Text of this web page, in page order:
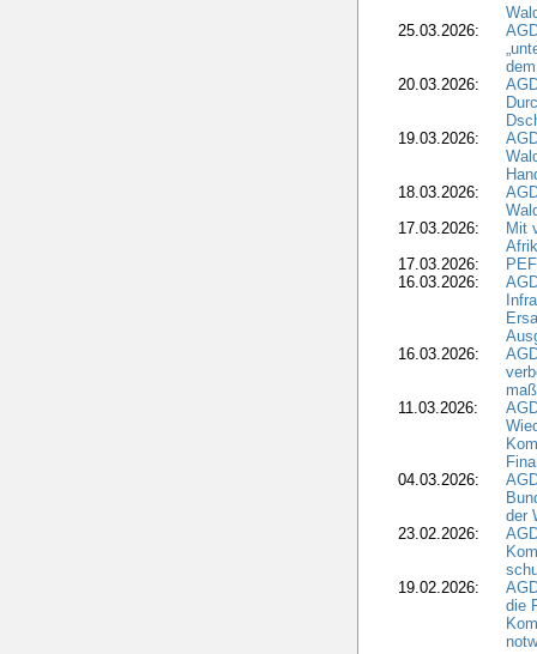
25.03.2026:
20.03.2026:
19.03.2026:
18.03.2026:
17.03.2026:
Mit
17.03.2026:
16.03.2026:
16.03.2026:
11.03.2026:
04.03.2026:
der
23.02.2026:
19.02.2026:
die